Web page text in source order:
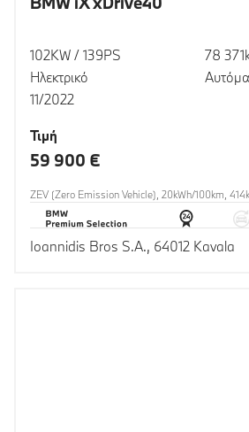
102KW / 139PS
Ηλεκτρικό
11/2022
78
Τιμή
59 900 €
ZEV (Zero Emission Vehicle), 20kWh/100km,
Ioannidis Bros S.A., 64012 Kavala